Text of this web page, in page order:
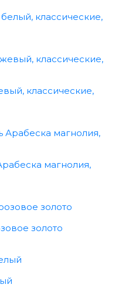
классические,
классические,
магнолия,
золото